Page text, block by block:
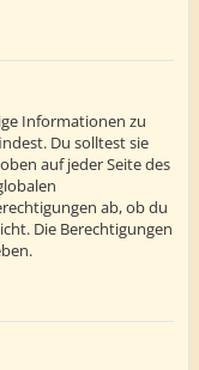
Informationen zu
Du solltest sie
auf jeder Seite des
ab, ob du
Die Berechtigungen